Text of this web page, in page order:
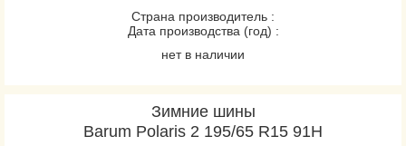
Страна производитель :
Дата производства (год) :
нет в наличии
Зимние шины
Barum Polaris 2 195/65 R15 91H